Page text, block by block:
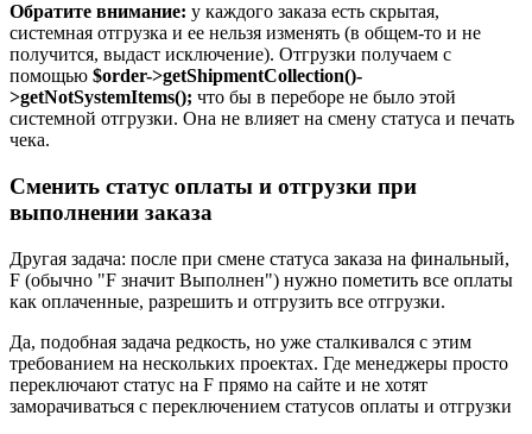
Обратите внимание: у каждого заказа есть скрытая,
системная отгрузка и ее нельзя изменять (в общем-то и не
получится, выдаст исключение). Отгрузки получаем с
помощью $order->getShipmentCollection()-
>getNotSystemItems(); что бы в переборе не было этой
системной отгрузки. Она не влияет на смену статуса и печать
чека.
Сменить статус оплаты и отгрузки при
выполнении заказа
Другая задача: после при смене статуса заказа на финальный,
F (обычно "F значит Выполнен") нужно пометить все оплаты
как оплаченные, разрешить и отгрузить все отгрузки.
Да, подобная задача редкость, но уже сталкивался с этим
требованием на нескольких проектах. Где менеджеры просто
переключают статус на F прямо на сайте и не хотят
заморачиваться с переключением статусов оплаты и отгрузки